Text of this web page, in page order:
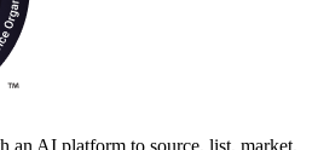
an AI platform to source, list, market,